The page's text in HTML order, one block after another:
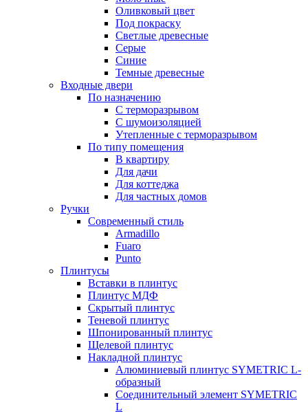
Оливковый цвет
Под покраску
Светлые древесные
Серые
Синие
Темные древесные
Входные двери
По назначению
С терморазрывом
С шумоизоляцией
Утепленные с терморазрывом
По типу помещения
В квартиру
Для дачи
Для коттеджа
Для частных домов
Ручки
Современный стиль
Armadillo
Fuaro
Punto
Плинтусы
Вставки в плинтус
Плинтус МДФ
Скрытый плинтус
Теневой плинтус
Шпонированный плинтус
Щелевой плинтус
Накладной плинтус
Алюминиевый плинтус SYMETRIC L-
образный
Соединительный элемент SYMETRIC
L